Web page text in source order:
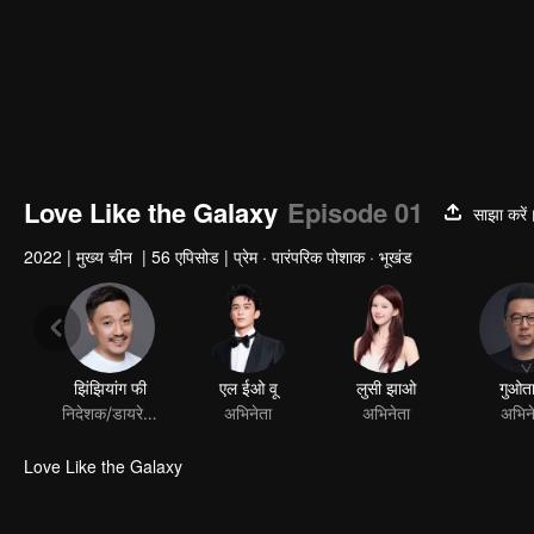
Love Like the Galaxy Episode 01
साझा
2022 | मुख्य चीन | 56 एपिसोड | प्रेम · पारंपरिक पोशाक · भूखंड
Love Like the Galaxy